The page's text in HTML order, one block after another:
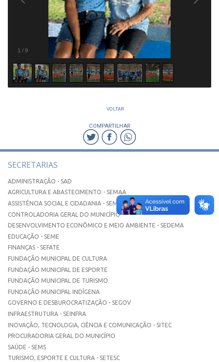
1 / 9
VOLTAR
COMPARTILHAR
SECRETARIAS
ADMINISTRAÇÃO - SAD
AGRICULTURA E ABASTECIMENTO - SEMAA
ASSISTÊNCIA SOCIAL E CIDADANIA - SEMASC
CONTROLADORIA GERAL DO MUNICÍPIO
DESENVOLVIMENTO ECONÔMICO E MEIO AMBIENTE - SEDEMA
EDUCAÇÃO - SEME
FINANÇAS - SEFATE
FUNDAÇÃO MUNICIPAL DE CULTURA
FUNDAÇÃO MUNICIPAL DE ESPORTE
FUNDAÇÃO MUNICIPAL DE TURISMO
FUNDAÇÃO MUNICIPAL INDÍGENA
GOVERNO E DESBUROCRATIZAÇÃO - SEGOV
INFRAESTRUTURA - SEINFRA
INOVAÇÃO, TECNOLOGIA, CIÊNCIA E COMUNICAÇÃO - SITEC
PROCURADORIA GERAL DO MUNICÍPIO
SAÚDE - SEMS
TURISMO, ESPORTE E CULTURA - SETESC